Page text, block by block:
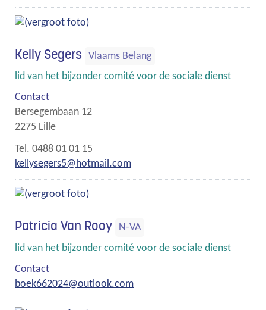
mail
Kelly Segers Vlaams Belang
Functies
lid van het bijzonder comité voor de sociale dienst
Contact
Bersegembaan 12
,2275 Lille
Gsm0488 01 01 15
E-
mail
kellysegers5@hotmail.com
Patricia Van Rooy N-VA
Functies
lid van het bijzonder comité voor de sociale dienst
Contact
E-
mail
boek662024@outlook.com